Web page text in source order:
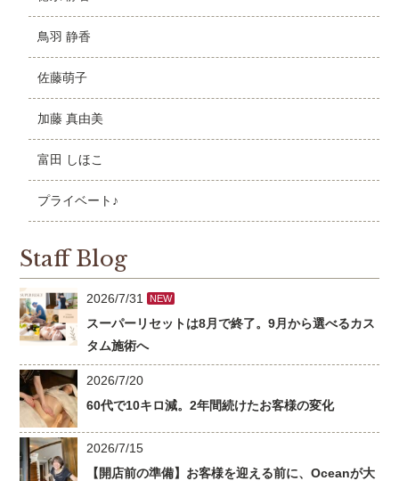
鳥羽 静香
佐藤萌子
加藤 真由美
富田 しほこ
プライベート♪
Staff Blog
2026/7/31 NEW
スーパーリセットは8月で終了。9月から選べるカス
タム施術へ
2026/7/20
60代で10キロ減。2年間続けたお客様の変化
2026/7/15
【開店前の準備】お客様を迎える前に、Oceanが大